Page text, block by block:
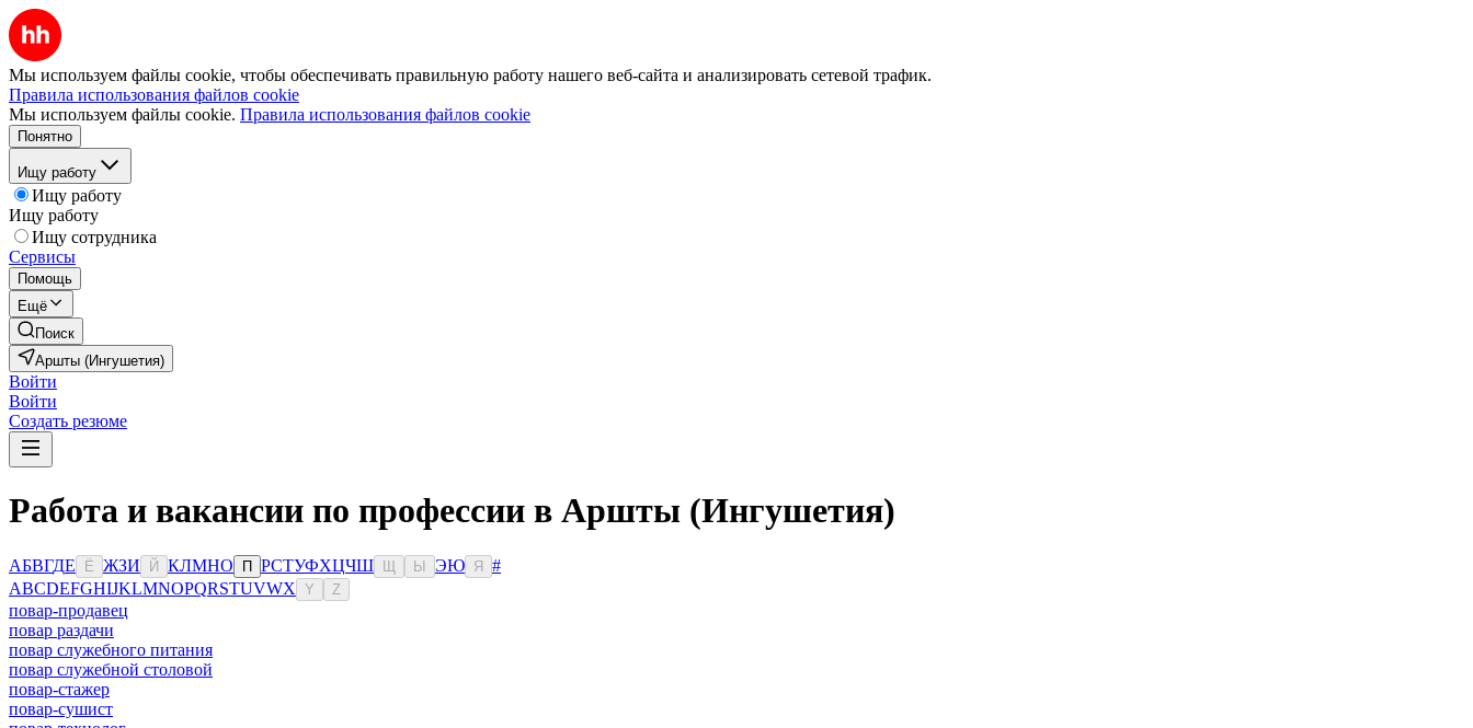
Мы используем файлы cookie, чтобы обеспечивать правильную работу нашего веб-сайта и анализировать сетевой трафик.
Правила использования файлов cookie
Мы используем файлы cookie. Правила использования файлов cookie
Понятно
Ищу работу
Ищу работу
Ищу работу
Ищу сотрудника
Сервисы
Помощь
Ещё
Поиск
Аршты (Ингушетия)
Войти
Войти
Создать резюме
Работа и вакансии по профессии в Аршты (Ингушетия)
АБВГДЕ Ё ЖЗИ Й КЛМНО П РСТУФХЦЧШ Ы ЭЮ Я
#
ABCDEFGHIJKLMNOPQRSTUVWX Y Z
повар-продавец
повар раздачи
повар служебного питания
повар служебной столовой
повар-стажер
повар-сушист